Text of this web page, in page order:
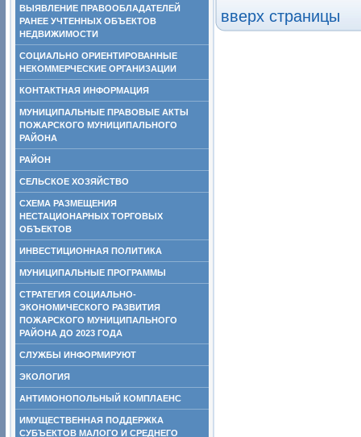
ВЫЯВЛЕНИЕ ПРАВООБЛАДАТЕЛЕЙ
РАНЕЕ УЧТЕННЫХ ОБЪЕКТОВ
НЕДВИЖИМОСТИ
СОЦИАЛЬНО ОРИЕНТИРОВАННЫЕ
НЕКОММЕРЧЕСКИЕ ОРГАНИЗАЦИИ
КОНТАКТНАЯ ИНФОРМАЦИЯ
МУНИЦИПАЛЬНЫЕ ПРАВОВЫЕ АКТЫ
ПОЖАРСКОГО МУНИЦИПАЛЬНОГО
РАЙОНА
РАЙОН
СЕЛЬСКОЕ ХОЗЯЙСТВО
СХЕМА РАЗМЕЩЕНИЯ
НЕСТАЦИОНАРНЫХ ТОРГОВЫХ
ОБЪЕКТОВ
ИНВЕСТИЦИОННАЯ ПОЛИТИКА
МУНИЦИПАЛЬНЫЕ ПРОГРАММЫ
СТРАТЕГИЯ СОЦИАЛЬНО-
ЭКОНОМИЧЕСКОГО РАЗВИТИЯ
ПОЖАРСКОГО МУНИЦИПАЛЬНОГО
РАЙОНА ДО 2023 ГОДА
СЛУЖБЫ ИНФОРМИРУЮТ
ЭКОЛОГИЯ
АНТИМОНОПОЛЬНЫЙ КОМПЛАЕНС
ИМУЩЕСТВЕННАЯ ПОДДЕРЖКА
СУБЪЕКТОВ МАЛОГО И СРЕДНЕГО
вверх страницы